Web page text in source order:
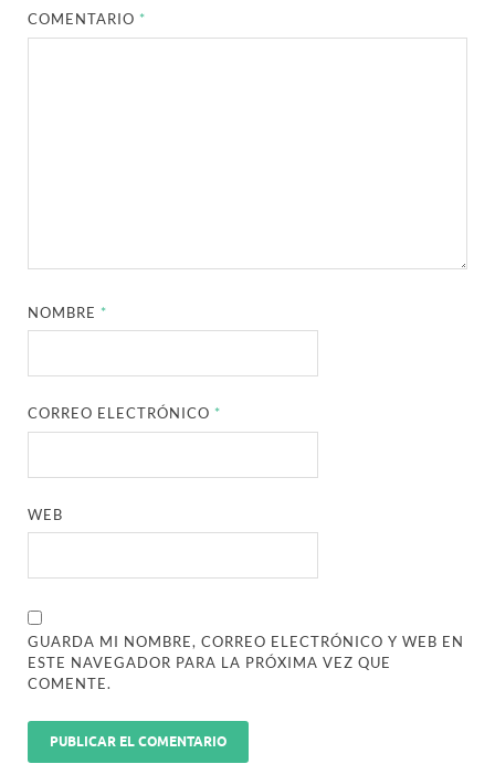
COMENTARIO *
NOMBRE *
CORREO ELECTRÓNICO *
WEB
GUARDA MI NOMBRE, CORREO ELECTRÓNICO Y WEB EN
ESTE NAVEGADOR PARA LA PRÓXIMA VEZ QUE
COMENTE.